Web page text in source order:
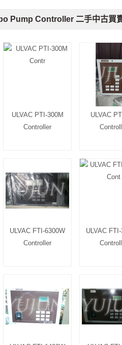
Pump Controller 二手中古買
ULVAC PTI-300M
Controller
ULVAC
ULVAC FTI-6300W
Controller
ULVAC